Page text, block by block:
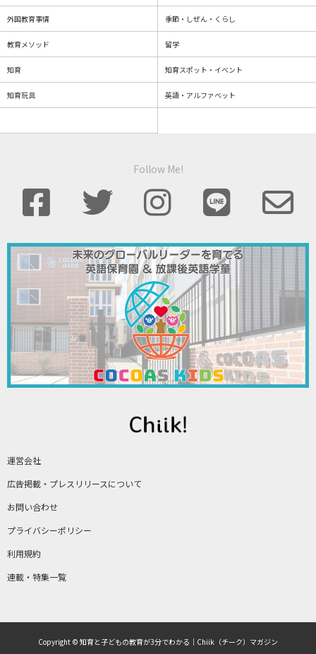
運営会社
広告掲載・プレスリリースについて
お問い合わせ
プライバシーポリシー
利用規約
連載・特集一覧
外国教育事情 季節・しぜん・くらし
教育メソッド 留学
知育 知育スポット・イベント
知育玩具 英語・アルファベット
Follow Me!
Copyright © 知育と子どもの教育が3分でわかる｜Chiik（チーク）マガジン